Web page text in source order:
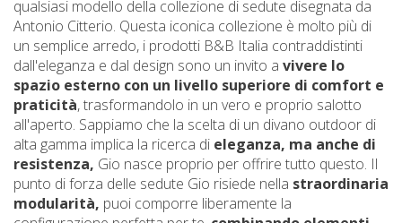
qualsiasi modello della collezione di sedute disegnata da
Antonio Citterio. Questa iconica collezione è molto più di
un semplice arredo, i prodotti B&B Italia contraddistinti
dall'eleganza e dal design sono un invito a vivere lo
spazio esterno con un livello superiore di comfort e
praticità, trasformandolo in un vero e proprio salotto
all'aperto. Sappiamo che la scelta di un divano outdoor di
alta gamma implica la ricerca di eleganza, ma anche di
resistenza, Gio nasce proprio per offrire tutto questo. Il
punto di forza delle sedute Gio risiede nella straordinaria
modularità, puoi comporre liberamente la